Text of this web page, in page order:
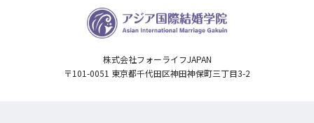
株式会社フォーライフJAPAN
〒101-0051 東京都千代田区神田神保町三丁目3-2